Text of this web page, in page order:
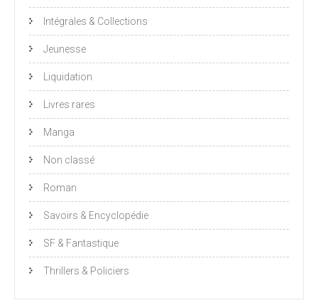
Intégrales & Collections
Jeunesse
Liquidation
Livres rares
Manga
Non classé
Roman
Savoirs & Encyclopédie
SF & Fantastique
Thrillers & Policiers